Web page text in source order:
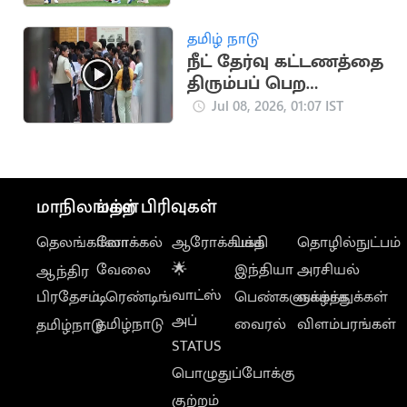
தமிழ் நாடு
நீட் தேர்வு கட்டணத்தை
திரும்பப் பெற
விண்ணப்பிக்கும்
Jul 08, 2026, 01:07 IST
மாநிலங்கள்
தெலங்கானா
ஆந்திர
பிரதேசம்
தமிழ்நாடு
மற்ற பிரிவுகள்
லோக்கல்
வேலை
டிரெண்டிங்
தமிழ்நாடு
ஆரோக்கியம்
🌟
வாட்ஸ்
அப்
STATUS
பொழுதுப்போக்கு
குற்றம்
பக்தி
இந்தியா
பெண்களுக்காக
வைரல்
தொழில்நுட்பம்
அரசியல்
வாழ்த்துக்கள்
விளம்பரங்கள்